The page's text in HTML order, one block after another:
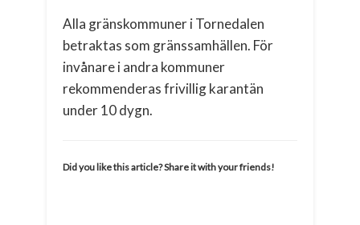
Alla gränskommuner i Tornedalen
betraktas som gränssamhällen. För
invånare i andra kommuner
rekommenderas frivillig karantän
under 10 dygn.
Did you like this article? Share it with your friends!